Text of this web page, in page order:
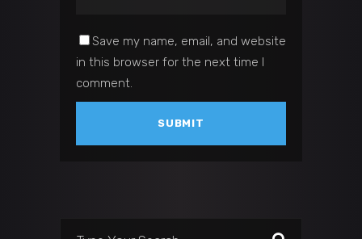
Save my name, email, and website
in this browser for the next time I
comment.